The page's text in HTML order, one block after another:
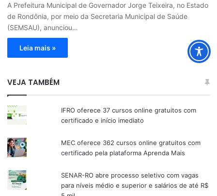
A Prefeitura Municipal de Governador Jorge Teixeira, no Estado
de Rondônia, por meio da Secretaria Municipal de Saúde
(SEMSAU), anunciou…
Leia mais »
VEJA TAMBÉM
IFRO oferece 37 cursos online gratuitos com
certificado e início imediato
MEC oferece 362 cursos online gratuitos com
certificado pela plataforma Aprenda Mais
SENAR-RO abre processo seletivo com vagas
para níveis médio e superior e salários de até R$